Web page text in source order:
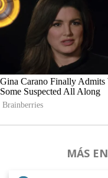
MÁS EN